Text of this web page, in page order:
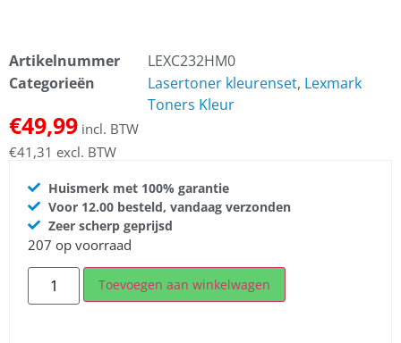
Artikelnummer
LEXC232HM0
Categorieën
Lasertoner kleurenset, Lexmark
Toners Kleur
€49,99 incl. BTW
€41,31 excl. BTW
Huismerk met 100% garantie
Voor 12.00 besteld, vandaag verzonden
Zeer scherp geprijsd
207 op voorraad
Toevoegen aan winkelwagen